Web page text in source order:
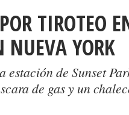
TIROTEO
NUEVA YORK
estación de Sunset
de gas y un